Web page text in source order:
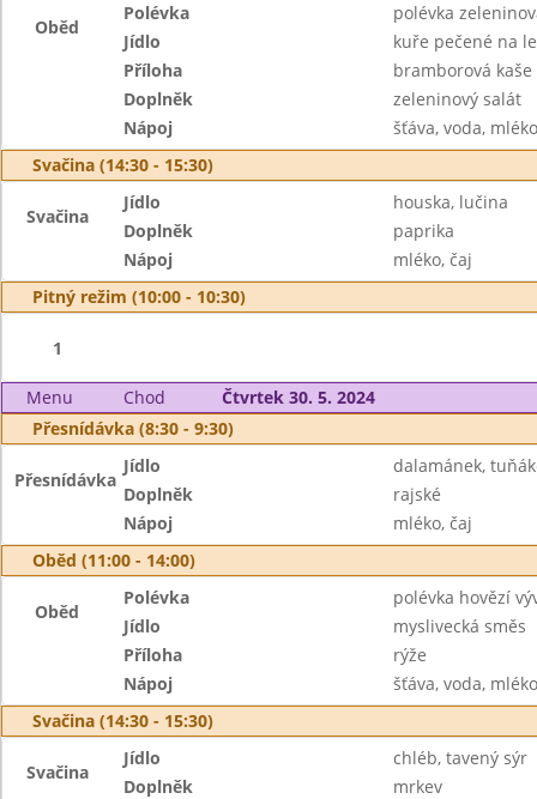
Oběd
Polévka
polévka
Jídlo
kuře pečené na
Příloha
bramborová kaše
Doplněk
zeleninový salát
Nápoj
šťáva, voda, mléko
Svačina (14:30 - 15:30)
Svačina
Jídlo
houska, lučina
Doplněk
paprika
Nápoj
mléko, čaj
Pitný režim (10:00 - 10:30)
1
Menu Chod
Čtvrtek 30. 5. 2024
Přesnídávka (8:30 - 9:30)
Přesnídávka
Jídlo
dalamánek,
Doplněk
rajské
Nápoj
mléko, čaj
Oběd (11:00 - 14:00)
Oběd
Polévka
polévka hovězí
Jídlo
myslivecká směs
Příloha
rýže
Nápoj
šťáva, voda, mléko
Svačina (14:30 - 15:30)
Svačina
Jídlo
chléb, tavený sýr
Doplněk
mrkev